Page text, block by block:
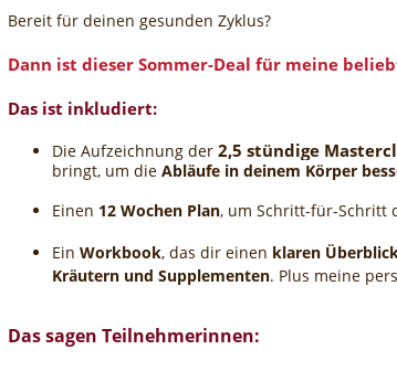
Bereit für deinen gesunden Zyklus?
Dann ist dieser Sommer-Deal für meine
Das ist inkludiert:
Die Aufzeichnung der 2,5 stündige
bringt, um die Abläufe in deinem Körper
Einen 12 Wochen Plan, um Schritt-für-Schritt
Ein Workbook, das dir einen klaren
Kräutern und Supplementen. Plus meine
Das sagen Teilnehmerinnen: